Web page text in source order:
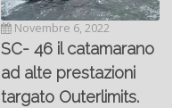
Novembre 6, 2022
SC- 46 il catamarano
ad alte prestazioni
targato Outerlimits.